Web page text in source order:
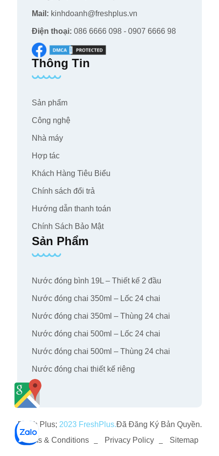
Mail: kinhdoanh@freshplus.vn
Điện thoại: 086 6666 098 - 0907 6666 98
Thông Tin
Sản phẩm
Công nghệ
Nhà máy
Hợp tác
Khách Hàng Tiêu Biểu
Chính sách đổi trả
Hướng dẫn thanh toán
Chính Sách Bảo Mật
Sản Phẩm
Nước đóng bình 19L – Thiết kế 2 đầu
Nước đóng chai 350ml – Lốc 24 chai
Nước đóng chai 350ml – Thùng 24 chai
Nước đóng chai 500ml – Lốc 24 chai
Nước đóng chai 500ml – Thùng 24 chai
Nước đóng chai thiết kế riêng
Fresh Plus; 2023 FreshPlus.Đã Đăng Ký Bản Quyền.
Terms & Conditions
Privacy Policy Sitemap